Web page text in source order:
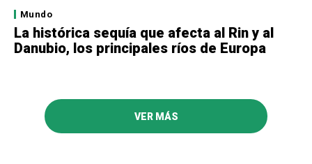
Mundo
La histórica sequía que afecta al Rin y al
Danubio, los principales ríos de Europa
VER MÁS